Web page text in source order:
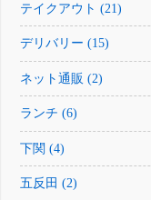
テイクアウト (21)
デリバリー (15)
ネット通販 (2)
ランチ (6)
下関 (4)
五反田 (2)